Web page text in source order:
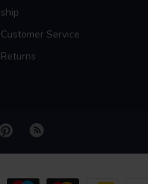
ship
Customer Service
Returns